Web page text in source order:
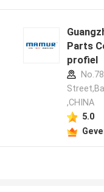
Parts
profiel
,CHINA
5.0